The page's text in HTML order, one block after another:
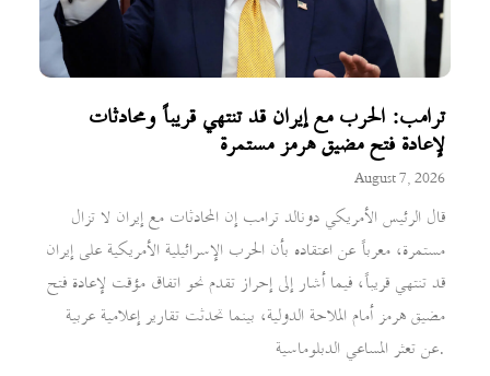
ترامب: الحرب مع إيران قد تنتهي قريباً ومحادثات
لإعادة فتح مضيق هرمز مستمرة
August 7, 2026
قال الرئيس الأمريكي دونالد ترامب إن المحادثات مع إيران لا تزال
مستمرة، معرباً عن اعتقاده بأن الحرب الإسرائيلية الأمريكية على إيران
قد تنتهي قريباً، فيما أشار إلى إحراز تقدم نحو اتفاق مؤقت لإعادة فتح
مضيق هرمز أمام الملاحة الدولية، بينما تحدثت تقارير إعلامية عربية
عن تعثر المساعي الدبلوماسية.